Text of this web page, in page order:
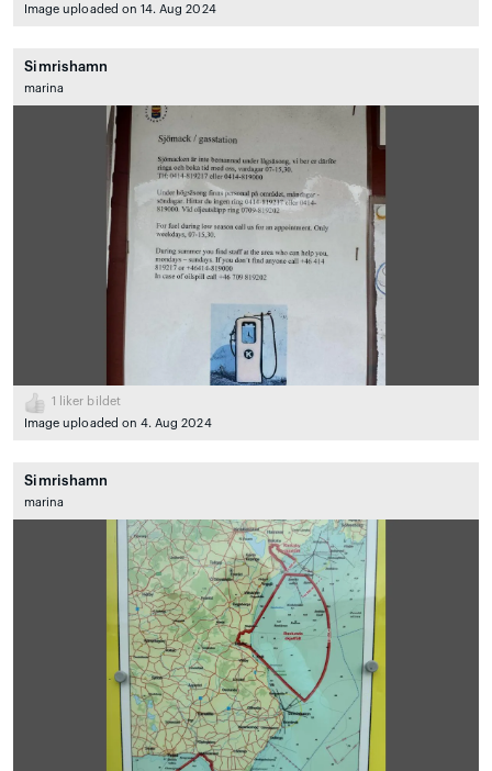
Image uploaded on 14. Aug 2024
Simrishamn
marina
1
liker bildet
Image uploaded on 4. Aug 2024
Simrishamn
marina